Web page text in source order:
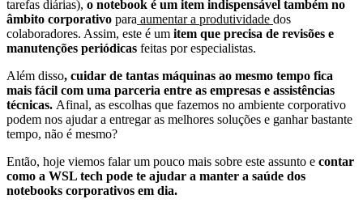
tarefas diárias), o notebook é um item indispensável também no
âmbito corporativo para aumentar a produtividade dos
colaboradores. Assim, este é um item que precisa de revisões e
manutenções periódicas feitas por especialistas.
Além disso, cuidar de tantas máquinas ao mesmo tempo fica
mais fácil com uma parceria entre as empresas e assistências
técnicas. Afinal, as escolhas que fazemos no ambiente corporativo
podem nos ajudar a entregar as melhores soluções e ganhar bastante
tempo, não é mesmo?
Então, hoje viemos falar um pouco mais sobre este assunto e contar
como a WSL tech pode te ajudar a manter a saúde dos
notebooks corporativos em dia.